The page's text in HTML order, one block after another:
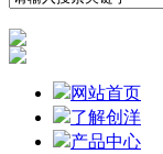
网站首页
了解创洋
产品中心